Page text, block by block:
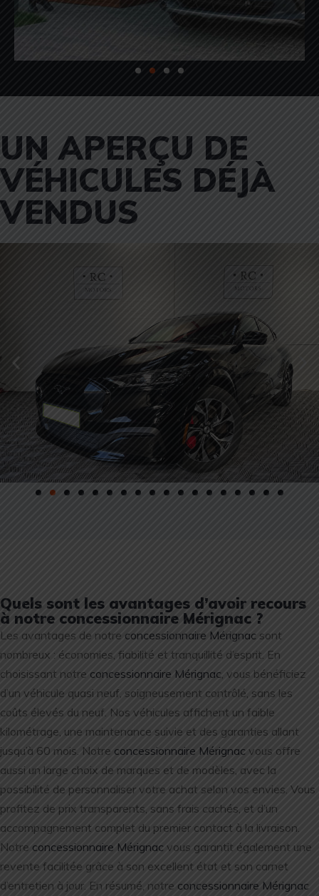
UN APERÇU DE
VÉHICULES DÉJÀ
VENDUS
Quels sont les avantages d’avoir recours
à notre concessionnaire Mérignac ?
Les avantages de notre concessionnaire Mérignac sont
nombreux : économies, fiabilité et tranquillité d’esprit. En
choisissant notre concessionnaire Mérignac , vous bénéficiez
d’un véhicule quasi neuf, soigneusement contrôlé, sans les
coûts élevés du neuf. Nos véhicules affichent un faible
kilométrage, une maintenance suivie et des garanties allant
jusqu’à 60 mois. Notre concessionnaire Mérignac vous offre
aussi un large choix de marques et de modèles, avec la
possibilité de personnaliser votre achat selon vos envies. Vous
profitez de prix transparents, sans frais cachés, et d’un
accompagnement complet du premier contact à la livraison.
Notre concessionnaire Mérignac vous garantit également une
revente facilitée grâce à son excellent état et son carnet
d’entretien à jour. En résumé, notre concessionnaire Mérignac